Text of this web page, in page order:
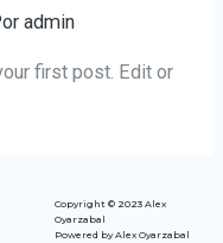
admin
first post. Edit or
Copyright ©2023 Alex
Oyarzabal
Powered by Alex Oyarzabal